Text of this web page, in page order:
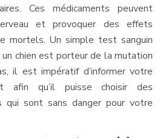
Ces médicaments peuvent
et provoquer des effets
mortels. Un simple test sanguin
chien est porteur de la mutation
il est impératif d’informer votre
afin qu’il puisse choisir des
qui sont sans danger pour votre